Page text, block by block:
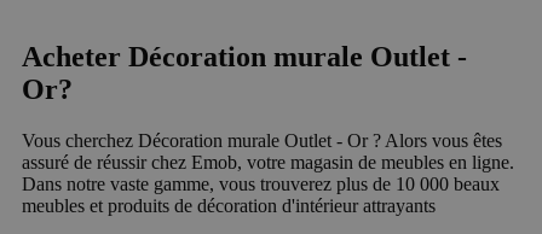
Acheter Décoration murale Outlet -
Or?
Vous cherchez Décoration murale Outlet - Or ? Alors vous êtes
assuré de réussir chez Emob, votre magasin de meubles en ligne.
Dans notre vaste gamme, vous trouverez plus de 10 000 beaux
meubles et produits de décoration d'intérieur attrayants